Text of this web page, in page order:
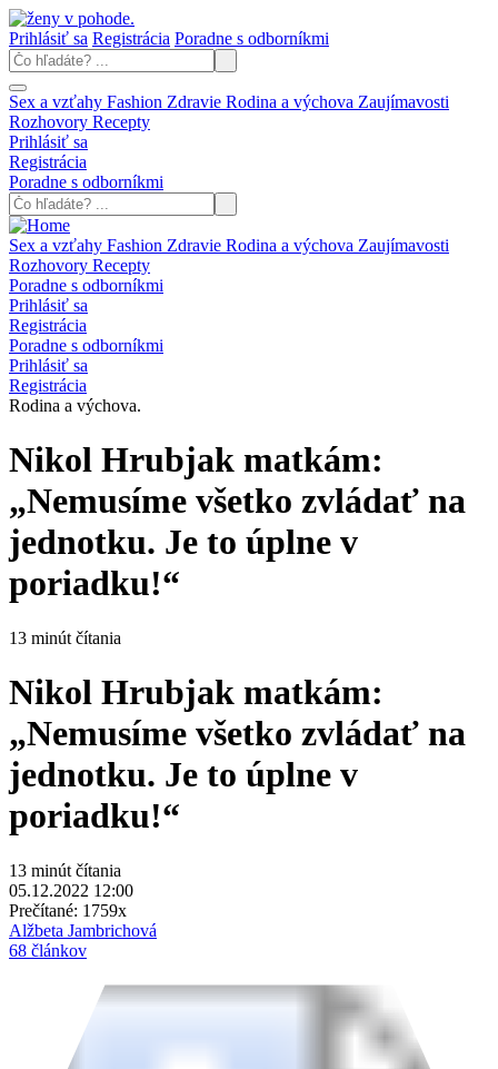
Prihlásiť sa Registrácia Poradne s odborníkmi
Sex a vzťahy Fashion Zdravie Rodina a výchova Zaujímavosti
Rozhovory Recepty
Prihlásiť sa
Registrácia
Poradne s odborníkmi
Sex a vzťahy Fashion Zdravie Rodina a výchova Zaujímavosti
Rozhovory Recepty
Poradne s odborníkmi
Prihlásiť sa
Registrácia
Poradne s odborníkmi
Prihlásiť sa
Registrácia
Rodina a výchova.
Nikol Hrubjak matkám:
„Nemusíme všetko zvládať na
jednotku. Je to úplne v
poriadku!“
13 minút čítania
Nikol Hrubjak matkám:
„Nemusíme všetko zvládať na
jednotku. Je to úplne v
poriadku!“
13 minút čítania
05.12.2022 12:00
Prečítané: 1759x
Alžbeta Jambrichová
68 článkov